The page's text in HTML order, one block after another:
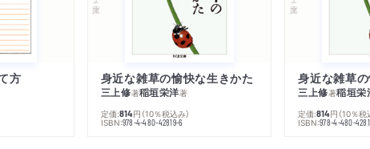
方 身近な雑草の愉快な生きかた
三上修著稲垣栄洋著
定価:814円 （10％税込み）
ISBN:978-4-480-42819-6
身近な雑草
三上修著稲垣栄
定価:814円 （10％税
ISBN:978-4-480-